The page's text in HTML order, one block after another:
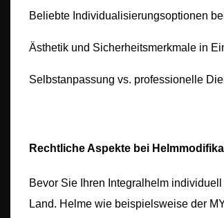
Beliebte Individualisierungsoptionen
Ästhetik und Sicherheitsmerkmale in
Selbstanpassung vs. professionelle
Rechtliche Aspekte bei
Bevor Sie Ihren Integralhelm
Land. Helme wie beispielsweise der